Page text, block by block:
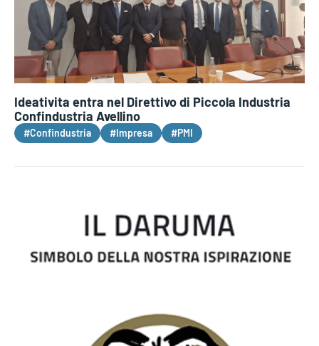
Ideativita entra nel Direttivo di Piccola Industria
Confindustria Avellino
#Confindustria #Impresa #PMI